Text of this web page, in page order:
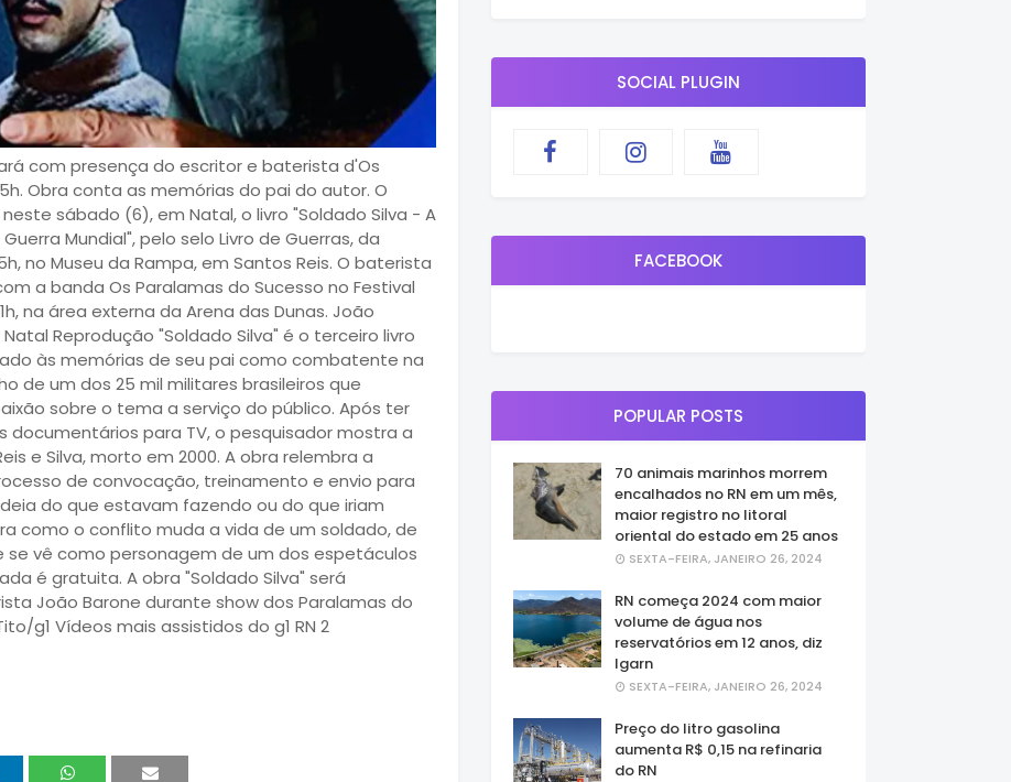
com presença do escritor e baterista d'Os
Obra conta as memórias do pai do autor. O
sábado (6), em Natal, o livro "Soldado Silva - A
Mundial", pelo selo Livro de Guerras, da
no Museu da Rampa, em Santos Reis. O baterista
a banda Os Paralamas do Sucesso no Festival
na área externa da Arena das Dunas. João
Reprodução "Soldado Silva" é o terceiro livro
às memórias de seu pai como combatente na
de um dos 25 mil militares brasileiros que
sobre o tema a serviço do público. Após ter
documentários para TV, o pesquisador mostra a
e Silva, morto em 2000. A obra relembra a
de convocação, treinamento e envio para
do que estavam fazendo ou do que iriam
como o conflito muda a vida de um soldado, de
vê como personagem de um dos espetáculos
é gratuita. A obra "Soldado Silva" será
João Barone durante show dos Paralamas do
g1 Vídeos mais assistidos do g1 RN 2
SOCIAL PLUGIN
FACEBOOK
POPULAR POSTS
70 animais marinhos morrem
encalhados no RN em um mês,
maior registro no litoral
oriental do estado em 25 anos
SEXTA-FEIRA, JANEIRO 26, 2024
RN começa 2024 com maior
volume de água nos
reservatórios em 12 anos, diz
Igarn
SEXTA-FEIRA, JANEIRO 26, 2024
Preço do litro gasolina
aumenta R$ 0,15 na refinaria
do RN